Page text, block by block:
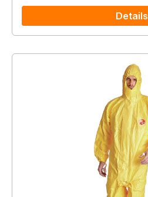
Details